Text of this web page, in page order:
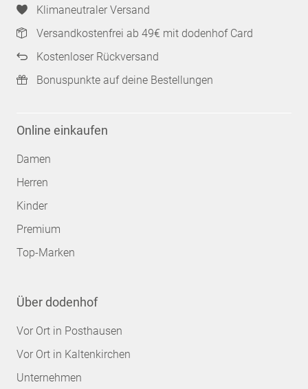
Klimaneutraler Versand
Versandkostenfrei ab 49€ mit dodenhof Card
Kostenloser Rückversand
Bonuspunkte auf deine Bestellungen
Online einkaufen
Damen
Herren
Kinder
Premium
Top-Marken
Über dodenhof
Vor Ort in Posthausen
Vor Ort in Kaltenkirchen
Unternehmen